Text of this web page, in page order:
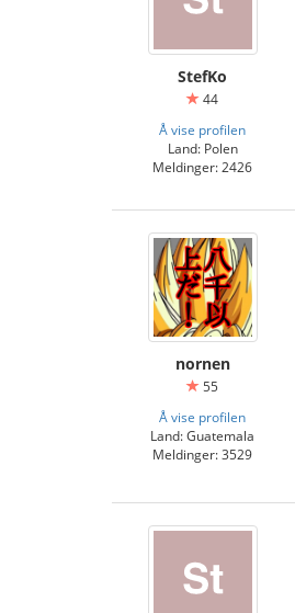
StefKo
44
Å vise profilen
Land: Polen
Meldinger: 2426
nornen
55
Å vise profilen
Land: Guatemala
Meldinger: 3529